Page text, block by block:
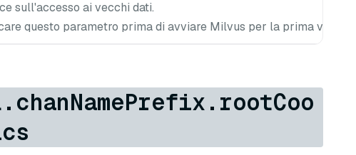
sull'accesso ai vecchi dati.
questo parametro prima di avviare Milvus per la prima volta.